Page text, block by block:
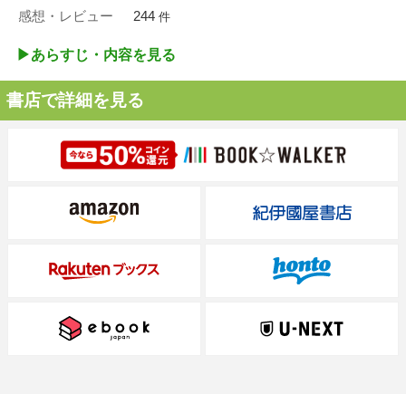
感想・レビュー 244 件
▶︎あらすじ・内容を見る
書店で詳細を見る